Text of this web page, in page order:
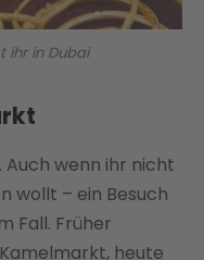
ihr in Dubai
Auch wenn ihr nicht
wollt – ein Besuch
Fall. Früher
heute